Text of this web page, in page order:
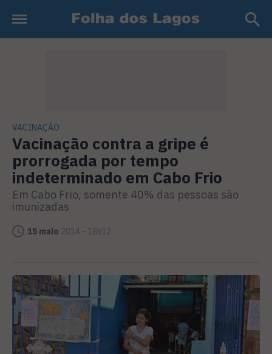
VACINAÇÃO
Vacinação contra a gripe é
prorrogada por tempo
indeterminado em Cabo Frio
Em Cabo Frio, somente 40% das pessoas são
imunizadas
15 maio 2014 - 18h12